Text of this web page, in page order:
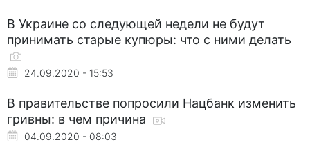
В Украине со следующей недели не будут
принимать старые купюры: что с ними делать
24.09.2020 - 15:53
В правительстве попросили Нацбанк изменить
гривны: в чем причина
04.09.2020 - 08:03